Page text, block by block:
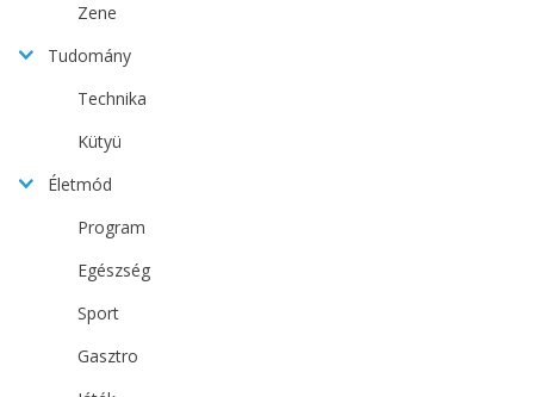
Zene
Tudomány
Technika
Kütyü
Életmód
Program
Egészség
Sport
Gasztro